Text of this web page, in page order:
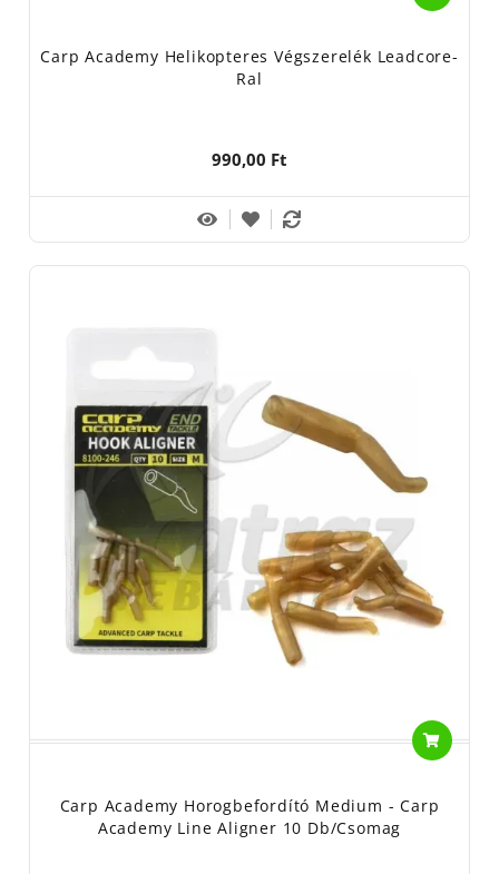
Carp Academy Helikopteres Végszerelék Leadcore-
Ral
990,00 Ft
Carp Academy Horogbefordító Medium - Carp
Academy Line Aligner 10 Db/csomag